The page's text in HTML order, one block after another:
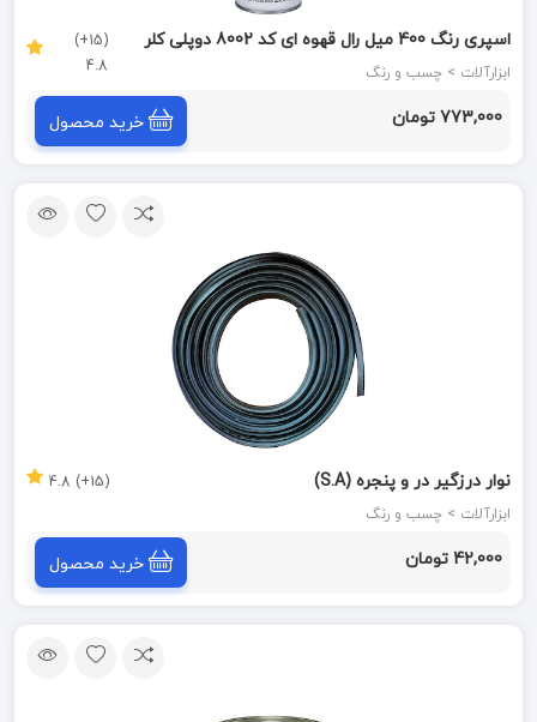
اسپری رنگ 400 میل رال قهوه ای کد 8002 دوپلی کلر
(S.A)ابزارآلات > چسب و رنگ
(15+)
4.8
773,000 تومان خرید محصول
نوار درزگیر در و پنجره (S.A)
ابزارآلات > چسب و رنگ
(15+) 4.8
42,000 تومان خرید محصول